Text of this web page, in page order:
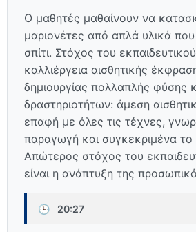
Ο μαθητές μαθαίνουν να
μαριονέτες από απλά υλικά
σπίτι. Στόχος του
καλλιέργεια αισθητικής
δημιουργίας πολλαπλής φύσης
δραστηριοτήτων: άμεση
επαφή με όλες τις τέχνες,
παραγωγή και συγκεκριμένα
Απώτερος στόχος του
είναι η ανάπτυξη της
🕒 20:27